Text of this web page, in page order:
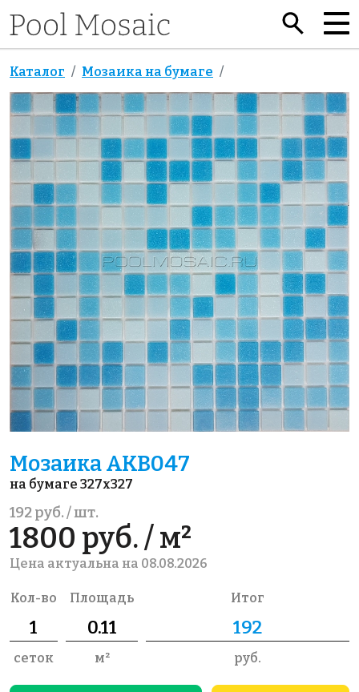
Каталог Мозаика на бумаге
Мозаика AKB047
на бумаге 327x327
192 руб. / шт.
1800 руб. / м²
Цена актуальна на 08.08.2026
Кол-во
сеток
Площадь
м²
Итог
руб.